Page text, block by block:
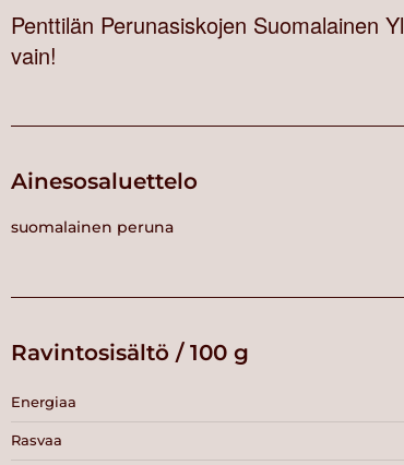
Penttilän Perunasiskojen Suomalainen
vain!
Ainesosaluettelo
suomalainen peruna
Ravintosisältö / 100 g
Energiaa
Rasvaa